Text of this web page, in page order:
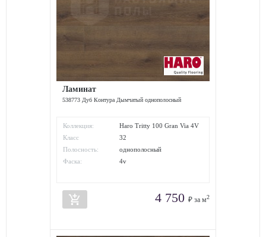
Ламинат
538773 Дуб Контура Дымчатый однополосный
Коллекция:
Haro Tritty 100 Gran Via 4V
Класс
износостойкости:
32
Полосность:
однополосный
Фаска:
4v
add_shopping_cart 4 750 ₽ за м2